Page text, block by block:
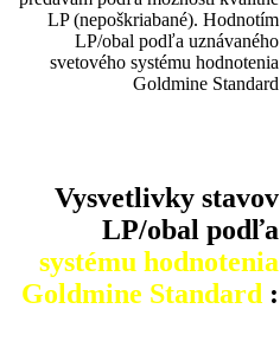
LP (nepoškriabané). Hodnotím
LP/obal podľa uznávaného
svetového systému hodnotenia
Goldmine Standard
Vysvetlivky stavov
LP/obal podľa
systému hodnotenia
Goldmine Standard :